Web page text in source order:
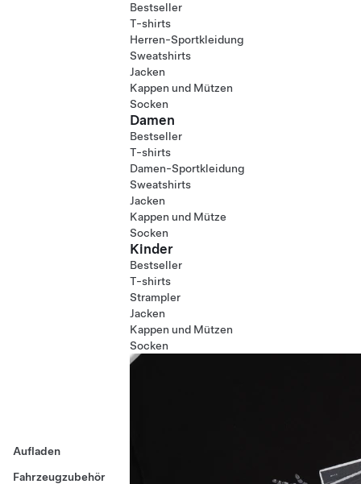
Aufladen
Fahrzeugzubehör
Bestseller
T-shirts
Herren-Sportkleidung
Sweatshirts
Jacken
Kappen und Mützen
Socken
Damen
Bestseller
T-shirts
Damen-Sportkleidung
Sweatshirts
Jacken
Kappen und Mütze
Socken
Kinder
Bestseller
T-shirts
Strampler
Jacken
Kappen und Mützen
Socken